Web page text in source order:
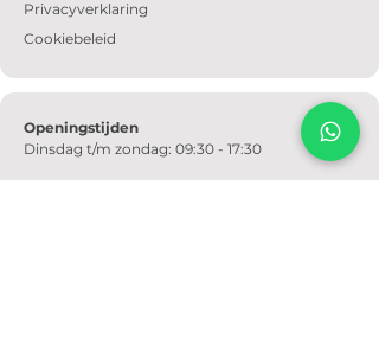
Privacyverklaring
Cookiebeleid
Openingstijden
Dinsdag t/m zondag: 09:30 - 17:30